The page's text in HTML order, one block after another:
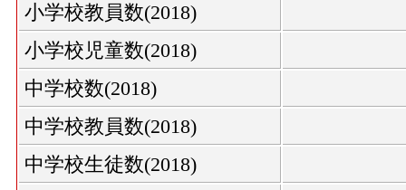
小学校教員数(2018)
小学校児童数(2018)
中学校数(2018)
中学校教員数(2018)
中学校生徒数(2018)